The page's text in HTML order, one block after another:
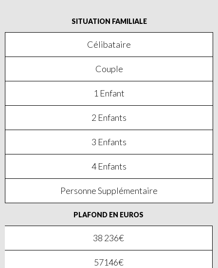
SITUATION FAMILIALE
Célibataire
Couple
1 Enfant
2 Enfants
3 Enfants
4 Enfants
Personne Supplémentaire
PLAFOND EN EUROS
38 236€
57146€